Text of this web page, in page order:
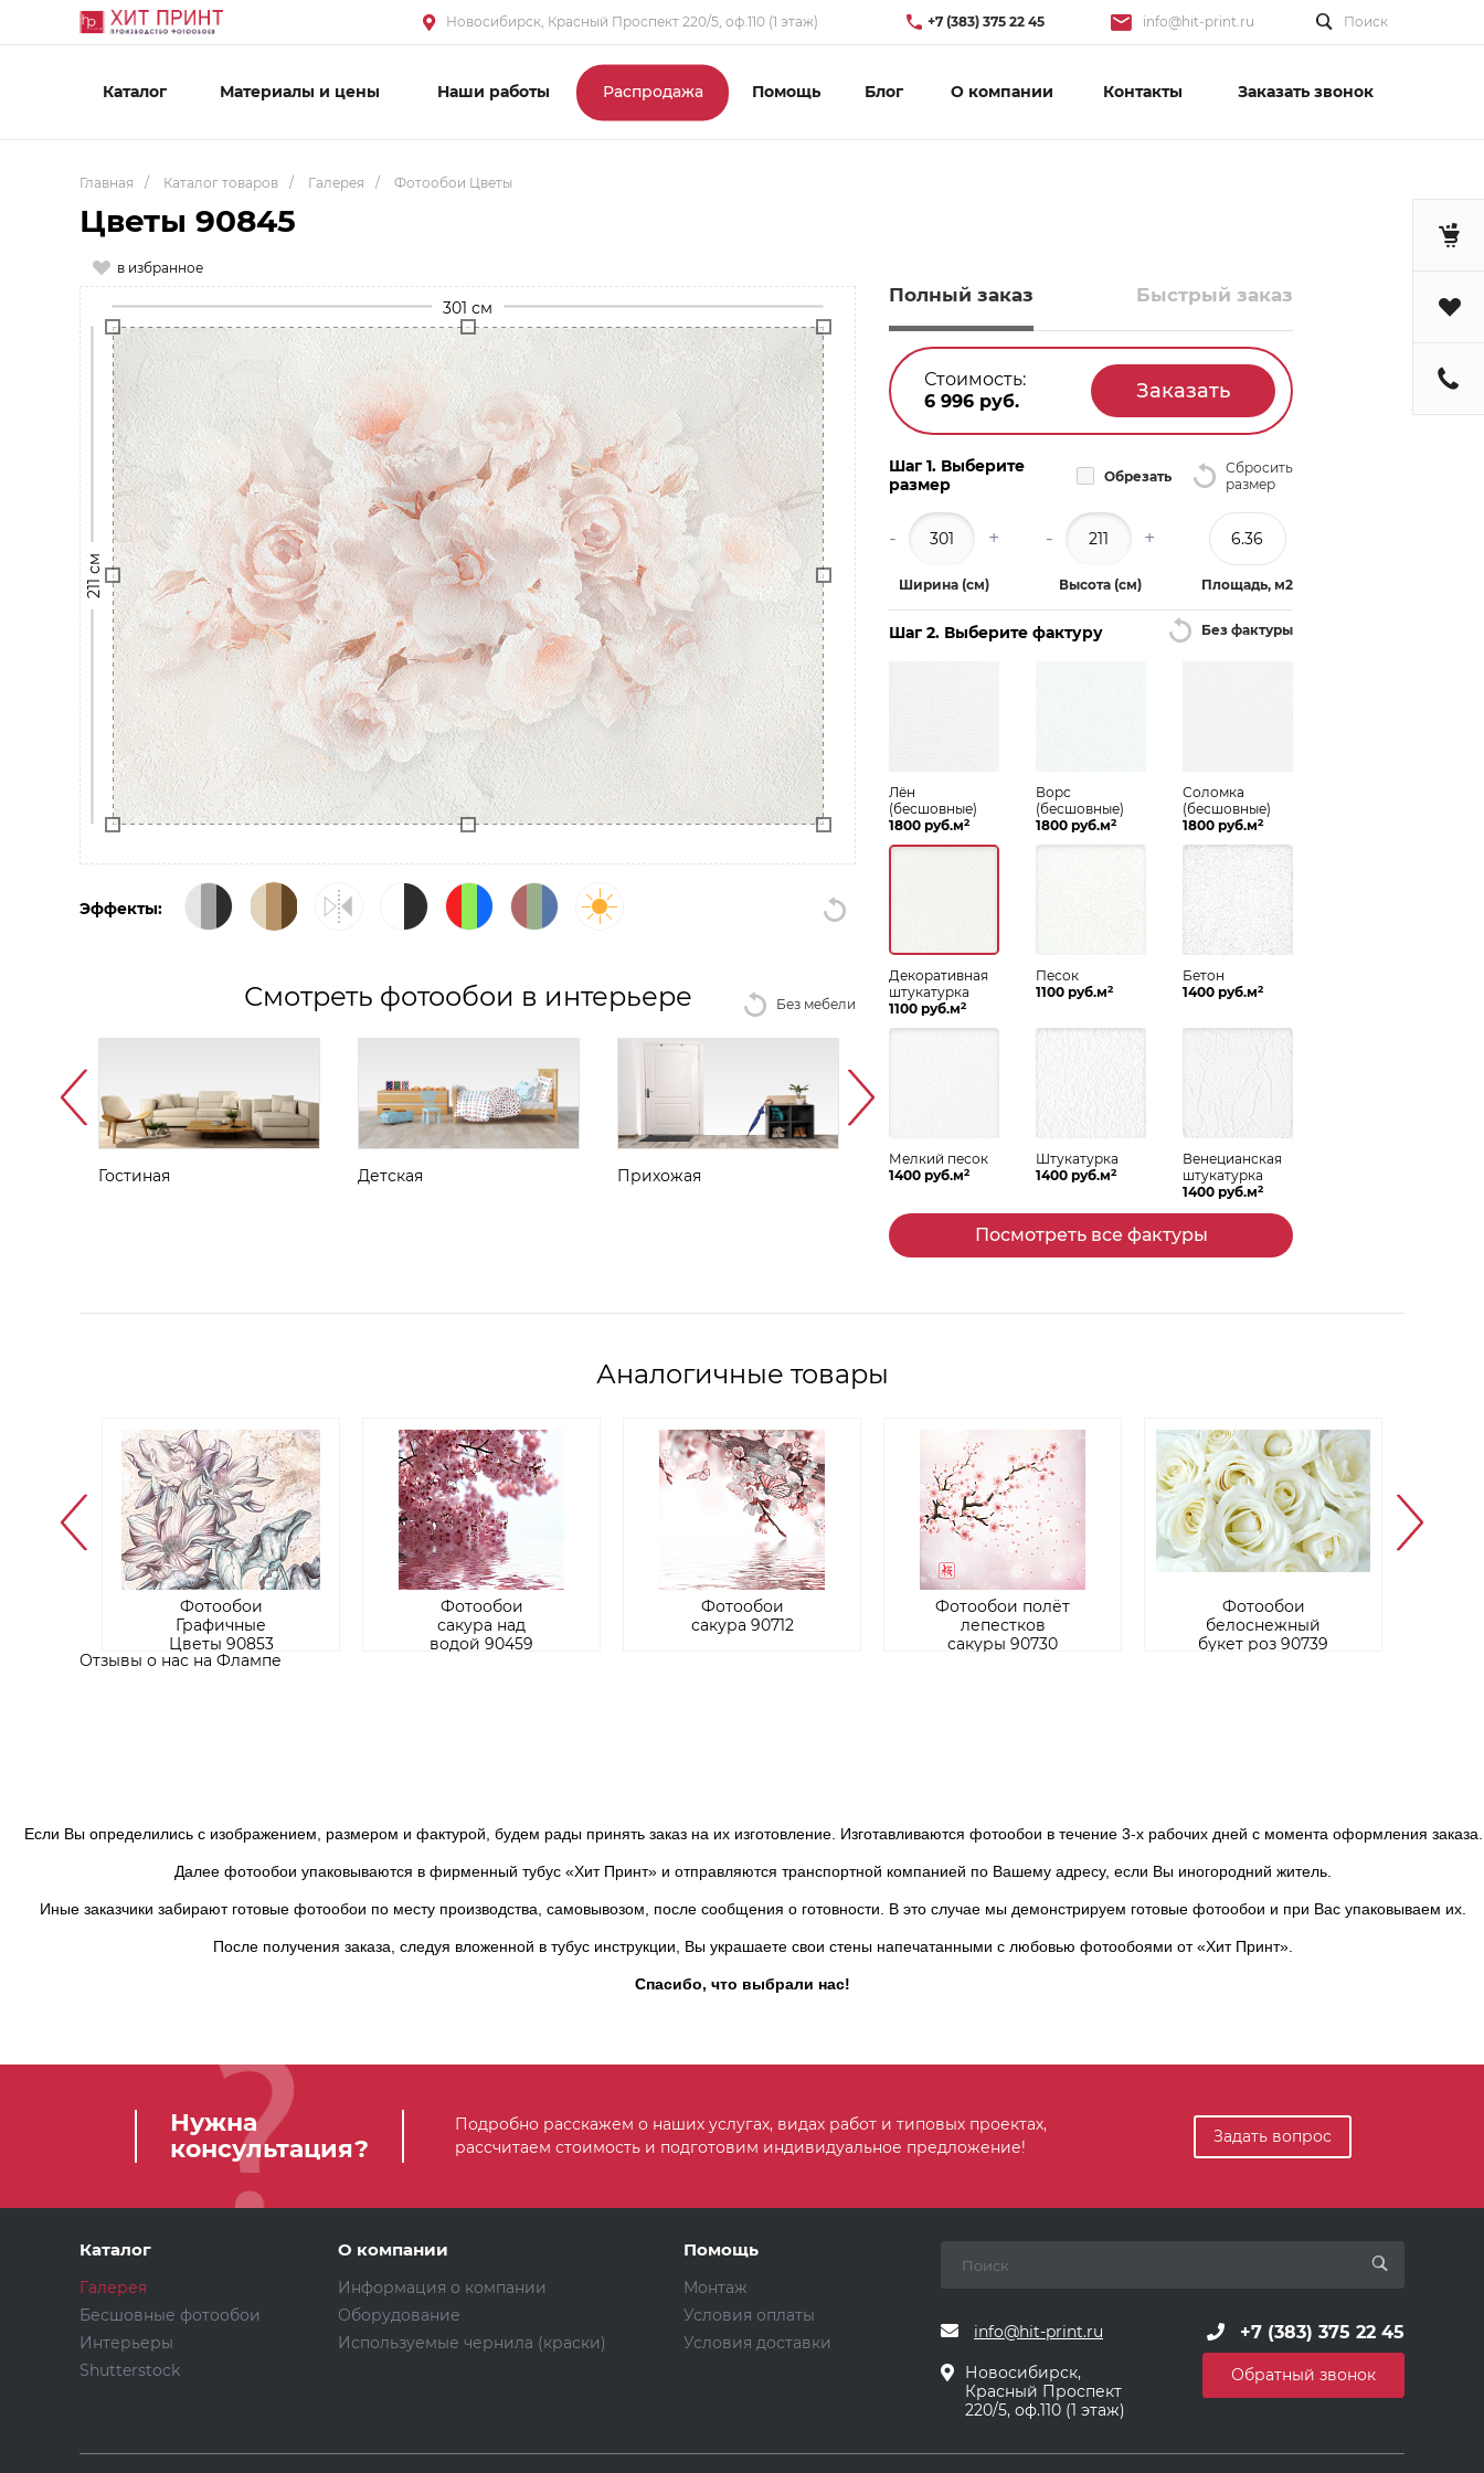
Новосибирск, Красный Проспект 220/5, оф.110 (1 этаж) +7 (383) 375 22 45 info@hit-print.ru Поиск
Каталог Материалы и цены Наши работы Распродажа Помощь Блог О компании Контакты Заказать звонок
Главная / Каталог товаров / Галерея / Фотообои Цветы
Цветы 90845
в избранное
301 см
211 см
Эффекты:
Смотреть фотообои в интерьере Без мебели
Гостиная Детская Прихожая Столовая Спальня
Полный заказ Быстрый заказ
Стоимость:
6 996 руб.
Шаг 1. Выберите
размер
Обрезать
Сбросить
размер
- +
Ширина (см)
- +
Высота (см) Площадь, м2
Шаг 2. Выберите фактуру Без фактуры
Лён
(бесшовные)
1800 руб.м2
Ворс
(бесшовные)
1800 руб.м2
Соломка
(бесшовные)
1800 руб.м2
Декоративная
штукатурка
1100 руб.м2
Песок
1100 руб.м2
Бетон
1400 руб.м2
Мелкий песок
1400 руб.м2
Штукатурка
1400 руб.м2
Венецианская
штукатурка
1400 руб.м2
Посмотреть все фактуры
Аналогичные товары
Фотообои
Графичные
Цветы 90853
Фотообои
сакура над
водой 90459
Фотообои
сакура 90712
Фотообои полёт
лепестков
сакуры 90730
Фотообои
белоснежный
букет роз 90739
Отзывы о нас на Флампе
Если Вы определились с изображением, размером и фактурой, будем рады принять заказ на их изготовление. Изготавливаются фотообои в течение 3-х рабочих дней с момента оформления заказа.
Далее фотообои упаковываются в фирменный тубус «Хит Принт» и отправляются транспортной компанией по Вашему адресу, если Вы иногородний житель.
Иные заказчики забирают готовые фотообои по месту производства, самовывозом, после сообщения о готовности. В это случае мы демонстрируем готовые фотообои и при Вас упаковываем их.
После получения заказа, следуя вложенной в тубус инструкции, Вы украшаете свои стены напечатанными с любовью фотообоями от «Хит Принт».
Спасибо, что выбрали нас!
Нужна
консультация?
Подробно расскажем о наших услугах, видах работ и типовых проектах,
рассчитаем стоимость и подготовим индивидуальное предложение!
Задать вопрос
Каталог
Галерея
Бесшовные фотообои
Интерьеры
Shutterstock
О компании
Информация о компании
Оборудование
Используемые чернила (краски)
Помощь
Монтаж
Условия оплаты
Условия доставки
info@hit-print.ru
Новосибирск,
Красный Проспект
220/5, оф.110 (1 этаж)
+7 (383) 375 22 45
Обратный звонок